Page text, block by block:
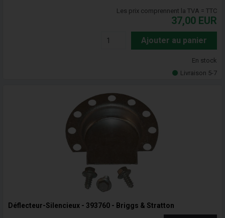
Les prix comprennent la TVA = TTC
37,00 EUR
Ajouter au panier
En stock
Livraison 5-7
Déflecteur-Silencieux - 393760 - Briggs & Stratton